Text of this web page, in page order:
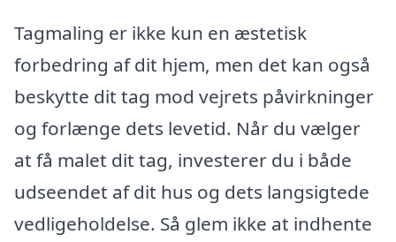
Tagmaling er ikke kun en æstetisk
forbedring af dit hjem, men det kan også
beskytte dit tag mod vejrets påvirkninger
og forlænge dets levetid. Når du vælger
at få malet dit tag, investerer du i både
udseendet af dit hus og dets langsigtede
vedligeholdelse. Så glem ikke at indhente